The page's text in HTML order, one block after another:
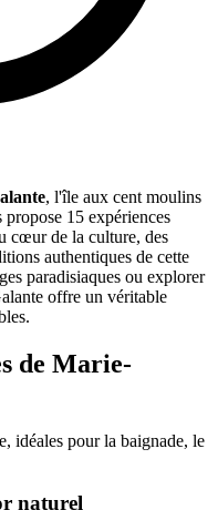
, l'île aux cent moulins
15 expériences
cœur de la culture, des
authentiques de cette
paradisiaques ou explorer
offre un véritable
de Marie-
idéales pour la baignade, le
naturel